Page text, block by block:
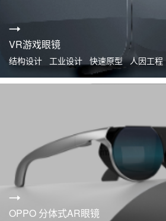
VR游戏眼镜
结构设计 工业设计 快速原型 人因工程
OPPO 分体式AR眼镜